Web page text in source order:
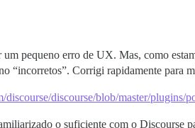
um pequeno erro de UX. Mas, como
“incorretos”. Corrigi rapidamente para
discourse/discourse/blob/master/plugins/
o suficiente com o Discourse